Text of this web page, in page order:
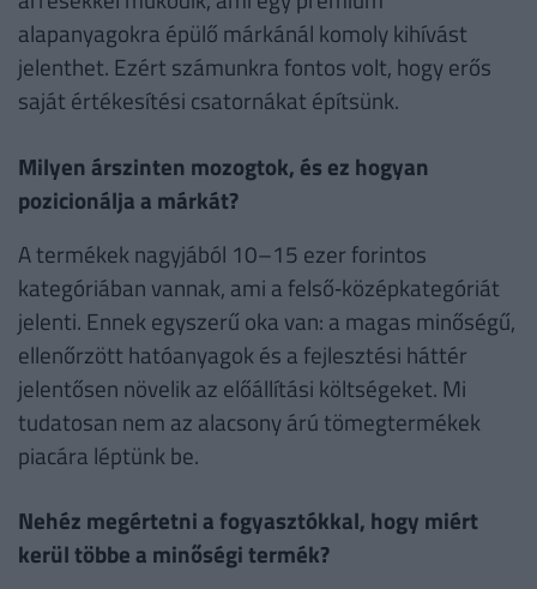
alapanyagokra épülő márkánál komoly kihívást
jelenthet. Ezért számunkra fontos volt, hogy erős
saját értékesítési csatornákat építsünk.
Milyen árszinten mozogtok, és ez hogyan
pozicionálja a márkát?
A termékek nagyjából 10–15 ezer forintos
kategóriában vannak, ami a felső‑középkategóriát
jelenti. Ennek egyszerű oka van: a magas minőségű,
ellenőrzött hatóanyagok és a fejlesztési háttér
jelentősen növelik az előállítási költségeket. Mi
tudatosan nem az alacsony árú tömegtermékek
piacára léptünk be.
Nehéz megértetni a fogyasztókkal, hogy miért
kerül többe a minőségi termék?